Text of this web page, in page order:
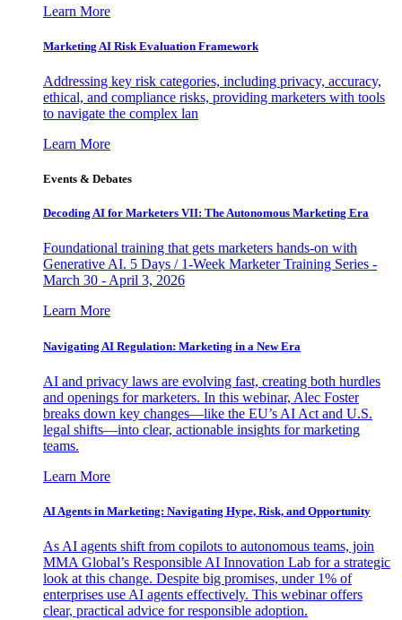
Learn More
Marketing AI Risk Evaluation Framework
Addressing key risk categories, including privacy, accuracy,
ethical, and compliance risks, providing marketers with tools
to navigate the complex lan
Learn More
Events & Debates
Decoding AI for Marketers VII: The Autonomous Marketing Era
Foundational training that gets marketers hands-on with
Generative AI. 5 Days / 1-Week Marketer Training Series -
March 30 - April 3, 2026
Learn More
Navigating AI Regulation: Marketing in a New Era
AI and privacy laws are evolving fast, creating both hurdles
and openings for marketers. In this webinar, Alec Foster
breaks down key changes—like the EU’s AI Act and U.S.
legal shifts—into clear, actionable insights for marketing
teams.
Learn More
AI Agents in Marketing: Navigating Hype, Risk, and Opportunity
As AI agents shift from copilots to autonomous teams, join
MMA Global’s Responsible AI Innovation Lab for a strategic
look at this change. Despite big promises, under 1% of
enterprises use AI agents effectively. This webinar offers
clear, practical advice for responsible adoption.